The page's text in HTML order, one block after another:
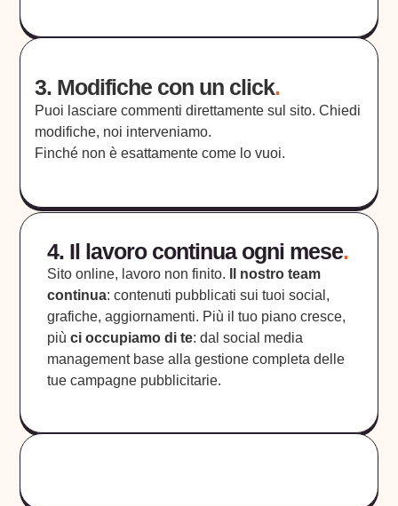
3. Modifiche con un click.
Puoi lasciare commenti direttamente sul sito. Chiedi
modifiche, noi interveniamo.
Finché non è esattamente come lo vuoi.
4. Il lavoro continua ogni mese.
Sito online, lavoro non finito.
Il nostro team
continua: contenuti pubblicati sui tuoi social,
grafiche, aggiornamenti. Più il tuo piano cresce,
piùci occupiamo di te: dal social media
management base alla gestione completa delle
tue campagne pubblicitarie.